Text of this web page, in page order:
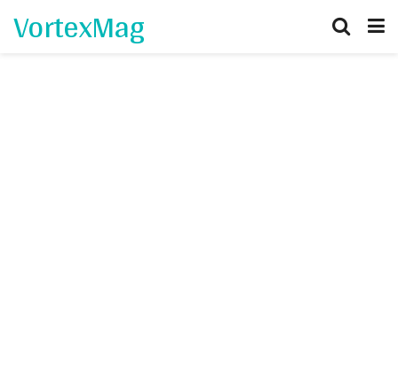
VortexMag